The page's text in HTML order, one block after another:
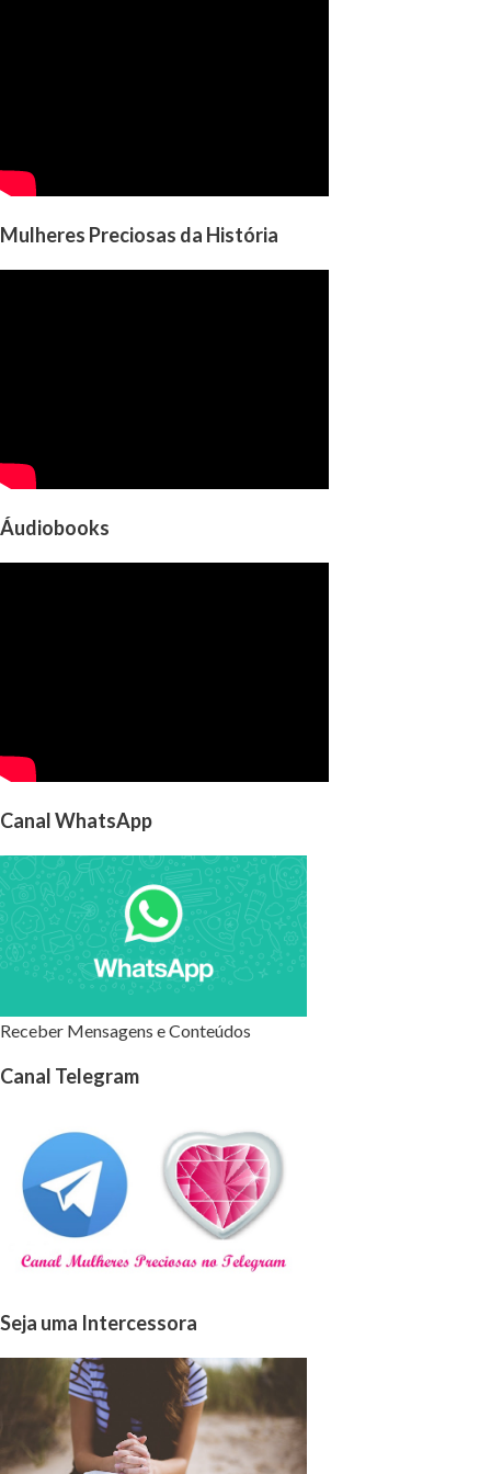
Mulheres Preciosas da História
Áudiobooks
Canal WhatsApp
Receber Mensagens e Conteúdos
Canal Telegram
Seja uma Intercessora